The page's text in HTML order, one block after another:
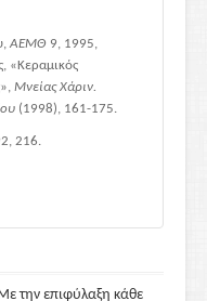
ΑΕΜΘ 9, 1995,
«Κεραμικός
Μνείας Χάριν.
(1998), 161-175.
216.
την επιφύλαξη κάθε